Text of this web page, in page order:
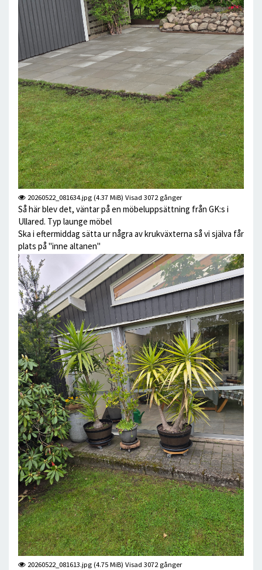
20260522_081634.jpg (4.37 MiB) Visad 3072 gånger
Så här blev det, väntar på en möbeluppsättning från GK:s i
Ullared. Typ launge möbel
Ska i eftermiddag sätta ur några av krukväxterna så vi själva får
plats på "inne altanen"
20260522_081613.jpg (4.75 MiB) Visad 3072 gånger